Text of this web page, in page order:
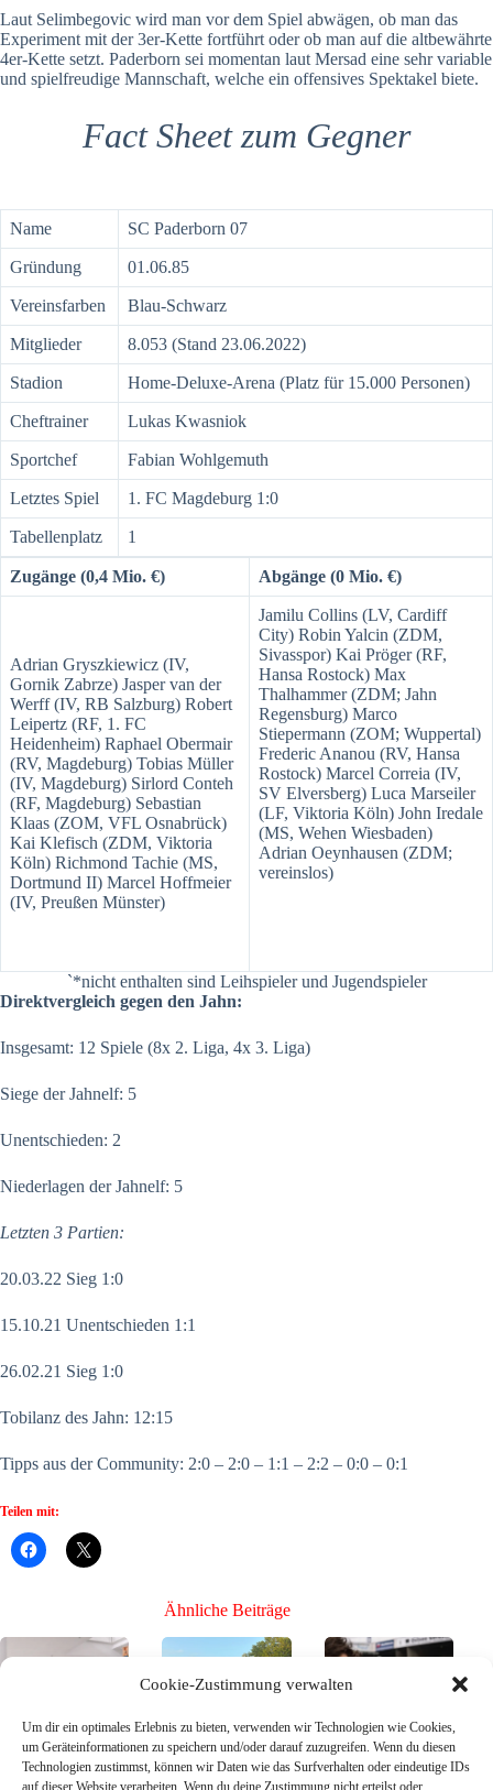
Cookie-Zustimmung verwalten
Um dir ein optimales Erlebnis zu bieten, verwenden wir Technologien wie Cookies,
um Geräteinformationen zu speichern und/oder darauf zuzugreifen. Wenn du diesen
Technologien zustimmst, können wir Daten wie das Surfverhalten oder eindeutige IDs
auf dieser Website verarbeiten. Wenn du deine Zustimmung nicht erteilst oder
Laut Selimbegovic wird man vor dem Spiel abwägen, ob man das
Experiment mit der 3er-Kette fortführt oder ob man auf die altbewährte
4er-Kette setzt. Paderborn sei momentan laut Mersad eine sehr variable
und spielfreudige Mannschaft, welche ein offensives Spektakel biete.
Fact Sheet zum Gegner
Name SC Paderborn 07
Gründung 01.06.85
Vereinsfarben Blau-Schwarz
Mitglieder 8.053 (Stand 23.06.2022)
Stadion Home-Deluxe-Arena (Platz für 15.000 Personen)
Cheftrainer Lukas Kwasniok
Sportchef Fabian Wohlgemuth
Letztes Spiel 1. FC Magdeburg 1:0
Tabellenplatz 1
Zugänge (0,4 Mio. €) Abgänge (0 Mio. €)
Adrian Gryszkiewicz (IV,
Gornik Zabrze) Jasper van der
Werff (IV, RB Salzburg) Robert
Leipertz (RF, 1. FC
Heidenheim) Raphael Obermair
(RV, Magdeburg) Tobias Müller
(IV, Magdeburg) Sirlord Conteh
(RF, Magdeburg) Sebastian
Klaas (ZOM, VFL Osnabrück)
Kai Klefisch (ZDM, Viktoria
Köln) Richmond Tachie (MS,
Dortmund II) Marcel Hoffmeier
(IV, Preußen Münster)
Jamilu Collins (LV, Cardiff
City) Robin Yalcin (ZDM,
Sivasspor) Kai Pröger (RF,
Hansa Rostock) Max
Thalhammer (ZDM; Jahn
Regensburg) Marco
Stiepermann (ZOM; Wuppertal)
Frederic Ananou (RV, Hansa
Rostock) Marcel Correia (IV,
SV Elversberg) Luca Marseiler
(LF, Viktoria Köln) John Iredale
(MS, Wehen Wiesbaden)
Adrian Oeynhausen (ZDM;
vereinslos)
`*nicht enthalten sind Leihspieler und Jugendspieler
Direktvergleich gegen den Jahn:
Insgesamt: 12 Spiele (8x 2. Liga, 4x 3. Liga)
Siege der Jahnelf: 5
Unentschieden: 2
Niederlagen der Jahnelf: 5
Letzten 3 Partien:
20.03.22 Sieg 1:0
15.10.21 Unentschieden 1:1
26.02.21 Sieg 1:0
Tobilanz des Jahn: 12:15
Tipps aus der Community: 2:0 – 2:0 – 1:1 – 2:2 – 0:0 – 0:1
Teilen mit:
Ähnliche Beiträge
Bühne frei für die
Mission Toto-
Bühne frei für die